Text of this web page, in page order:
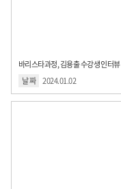
바리스타과정, 김용출 수강생 인터뷰
날 짜 2024.01.02